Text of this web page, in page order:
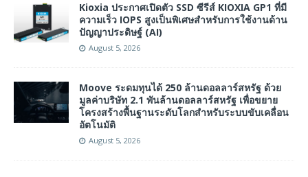
Kioxia ประกาศเปิดตัว SSD ซีรีส์ KIOXIA GP1 ที่มี
ความเร็ว IOPS สูงเป็นพิเศษสำหรับการใช้งานด้าน
ปัญญาประดิษฐ์ (AI)
August 5, 2026
Moove ระดมทุนได้ 250 ล้านดอลลาร์สหรัฐ ด้วย
มูลค่าบริษัท 2.1 พันล้านดอลลาร์สหรัฐ เพื่อขยาย
โครงสร้างพื้นฐานระดับโลกสำหรับระบบขับเคลื่อน
อัตโนมัติ
August 5, 2026